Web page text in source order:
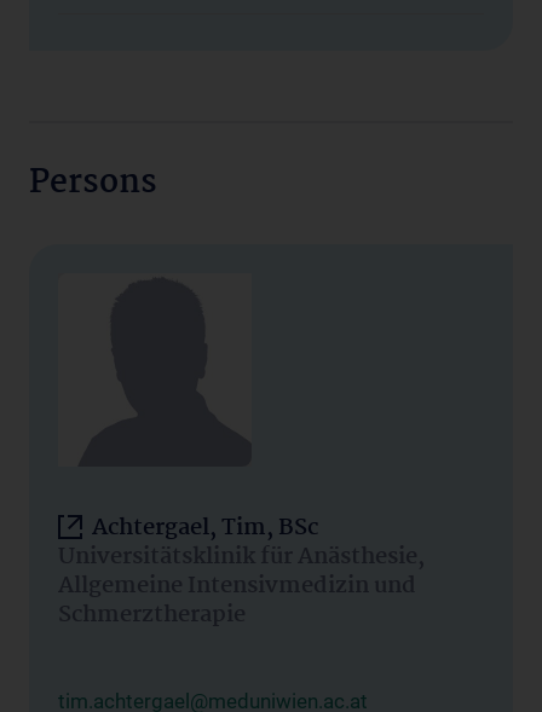
Persons
Achtergael, Tim, BSc
Universitätsklinik für Anästhesie,
Allgemeine Intensivmedizin und
Schmerztherapie
tim.achtergael@meduniwien.ac.at